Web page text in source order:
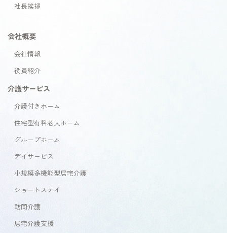
社長挨拶
会社概要
会社情報
役員紹介
介護サービス
介護付きホーム
住宅型有料老人ホーム
グループホーム
デイサービス
小規模多機能型居宅介護
ショートステイ
訪問介護
居宅介護支援